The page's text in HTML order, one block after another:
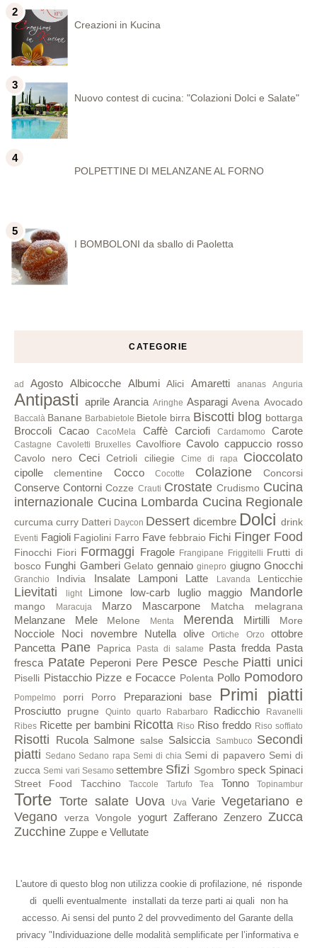
Creazioni in Kucina
Nuovo contest di cucina: "Colazioni Dolci e Salate"
POLPETTINE DI MELANZANE AL FORNO
I BOMBOLONI da sballo di Paoletta
CATEGORIE
ad Agosto Albicocche Albumi Alici Amaretti ananas Anguria
Antipasti aprile Arancia Aringhe Asparagi Avena Avocado
Baccalà Banane Barbabietole Bietole birra Biscotti blog bottarga
Broccoli Cacao CacoMela Caffè Carciofi Cardamomo Carote
Castagne Cavoletti Bruxelles Cavolfiore Cavolo cappuccio rosso
Cavolo nero Ceci Cetrioli ciliegie Cime di rapa Cioccolato
cipolle clementine Cocco Cocotte Colazione Concorsi
Conserve Contorni Cozze Crauti Crostate Crudismo Cucina
internazionale Cucina Lombarda Cucina Regionale
curcuma curry Datteri Daycon Dessert dicembre Dolci drink
Eventi Fagioli Fagiolini Farro Fave febbraio Fichi Finger Food
Finocchi Fiori Formaggi Fragole Frangipane Friggitelli Frutti di
bosco Funghi Gamberi Gelato gennaio ginepro giugno Gnocchi
Granchio Indivia Insalate Lamponi Latte Lavanda Lenticchie
Lievitati light Limone low-carb luglio maggio Mandorle
mango Maracuja Marzo Mascarpone Matcha melagrana
Melanzane Mele Melone Menta Merenda Mirtilli More
Nocciole Noci novembre Nutella olive Ortiche Orzo
ottobre
Pancetta Pane Paprica Pasta di salame Pasta fredda Pasta
fresca Patate Peperoni Pere Pesce Pesche Piatti unici
Piselli Pistacchio Pizze e Focacce Polenta Pollo Pomodoro
Pompelmo porri Porro Preparazioni base Primi piatti
Prosciutto prugne Quinto quarto Rabarbaro Radicchio
Ravanelli
Ribes Ricette per bambini Ricotta Riso Riso freddo Riso soffiato
Risotti Rucola Salmone salse Salsiccia Sambuco Secondi
piatti Sedano Sedano rapa Semi di chia Semi di papavero Semi di
zucca Semi vari Sesamo settembre Sfizi Sgombro speck Spinaci
Street Food Tacchino Taccole Tartufo Tea Tonno Topinambur
Torte Torte salate Uova Uva Varie Vegetariano e
Vegano
verza Vongole yogurt Zafferano Zenzero Zucca
Zucchine Zuppe e Vellutate
L'autore di questo blog non utilizza cookie di profilazione, né risponde
di quelli eventualmente installati da terze parti ai quali non ha
accesso. Ai sensi del punto 2 del provvedimento del Garante della
privacy "Individuazione delle modalità semplificate per l’informativa e